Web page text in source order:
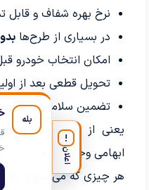
نرخ بهره شفاف و قابل
در بسیاری از طرح‌ها
امکان انتخاب خودرو
تحویل قطعی بعد از
تضمین سلامت فنی و
یعنی از لحظه‌ی ثبت
ابهامی وجود نداره.
هر چیزی که می‌شنوی،
!
اعلان
بله